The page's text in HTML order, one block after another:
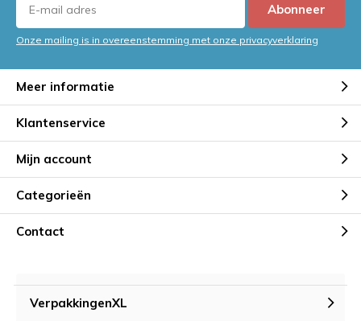
Abonneer
Onze mailing is in overeenstemming met onze privacyverklaring
Meer informatie
Klantenservice
Mijn account
Categorieën
Contact
VerpakkingenXL